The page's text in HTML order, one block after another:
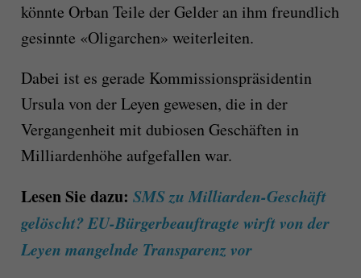
könnte Orban Teile der Gelder an ihm freundlich
gesinnte «Oligarchen» weiterleiten.
Dabei ist es gerade Kommissionspräsidentin
Ursula von der Leyen gewesen, die in der
Vergangenheit mit dubiosen Geschäften in
Milliardenhöhe aufgefallen war.
Lesen Sie dazu: SMS zu Milliarden-Geschäft
gelöscht? EU-Bürgerbeauftragte wirft von der
Leyen mangelnde Transparenz vor